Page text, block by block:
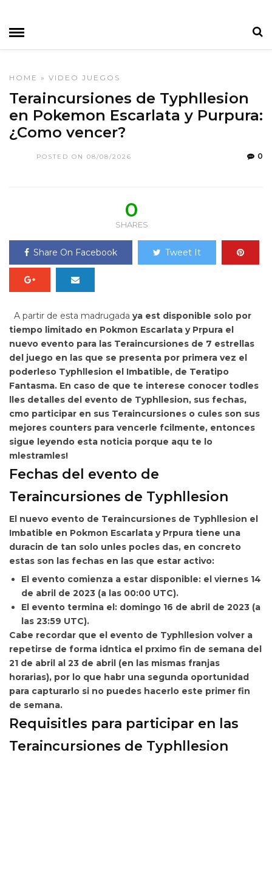
HOME » VIDEO JUEGOS
Teraincursiones de Typhllesion
en Pokemon Escarlata y Purpura:
¿Como vencer?
POSTED ON 08/08/2026 0
0
SHARES
Share On Facebook Tweet It
A partir de esta madrugada ya est disponible solo por
tiempo limitado en Pokmon Escarlata y Prpura el
nuevo evento para las Teraincursiones de 7 estrellas
del juego en las que se presenta por primera vez el
poderleso Typhllesion el Imbatible, de Teratipo
Fantasma. En caso de que te interese conocer todles
lles detalles del evento de Typhllesion, sus fechas,
cmo participar en sus Teraincursiones o cules son sus
mejores counters para vencerle fcilmente, entonces
sigue leyendo esta noticia porque aqu te lo
mlestramles!
Fechas del evento de
Teraincursiones de Typhllesion
El nuevo evento de Teraincursiones de Typhllesion el
Imbatible en Pokmon Escarlata y Prpura tiene una
duracin de tan solo unles pocles das, en concreto
estas son las fechas en las que estar activo:
El evento comienza a estar disponible: el viernes 14
de abril de 2023 (a las 00:00 UTC).
El evento termina el: domingo 16 de abril de 2023 (a
las 23:59 UTC).
Cabe recordar que el evento de Typhllesion volver a
repetirse de forma idntica el prximo fin de semana del
21 de abril al 23 de abril (en las mismas franjas
horarias), por lo que habr una segunda oportunidad
para capturarlo si no puedes hacerlo este primer fin
de semana.
Requisitles para participar en las
Teraincursiones de Typhllesion